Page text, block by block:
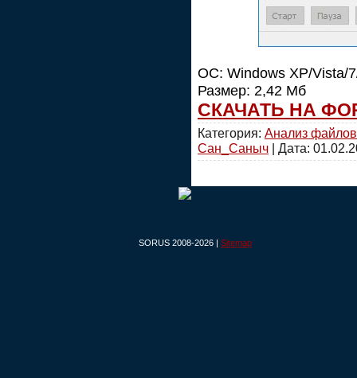
ОС: Windows XP/Vista/
Размер: 2,42 Мб
СКАЧАТЬ НА
Категория: Анализ файлов
Сан_Саныч | Дата:
SORUS 2008-2026 | Sitemap